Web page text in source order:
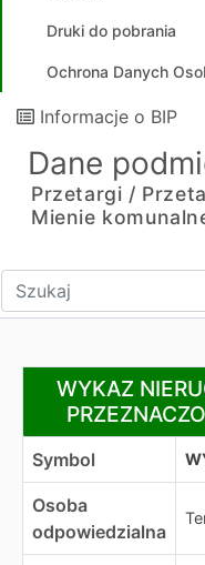
Druki do pobrania
Ochrona Danych
Informacje o BIP
Dane
Przetargi /
Mienie
Wpisz tekst do
WYKAZ
WYKAZ
Symbol
Osoba
odpowiedzialna